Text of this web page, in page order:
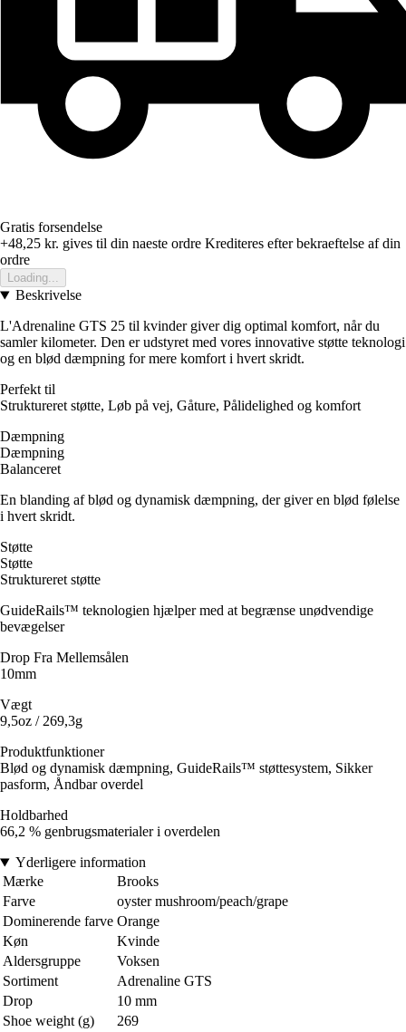
Gratis forsendelse
+48,25 kr. gives til din naeste ordre Krediteres efter bekraeftelse af din
ordre
Loading...
Beskrivelse
L'Adrenaline GTS 25 til kvinder giver dig optimal komfort, når du
samler kilometer. Den er udstyret med vores innovative støtte teknologi
og en blød dæmpning for mere komfort i hvert skridt.
Perfekt til
Struktureret støtte, Løb på vej, Gåture, Pålidelighed og komfort
Dæmpning
Dæmpning
Balanceret
En blanding af blød og dynamisk dæmpning, der giver en blød følelse
i hvert skridt.
Støtte
Støtte
Struktureret støtte
GuideRails™ teknologien hjælper med at begrænse unødvendige
bevægelser
Drop Fra Mellemsålen
10mm
Vægt
9,5oz / 269,3g
Produktfunktioner
Blød og dynamisk dæmpning, GuideRails™ støttesystem, Sikker
pasform, Åndbar overdel
Holdbarhed
66,2 % genbrugsmaterialer i overdelen
Yderligere information
Mærke
Brooks
Farve
oyster mushroom/peach/grape
Dominerende farve Orange
Køn
Kvinde
Aldersgruppe
Voksen
Sortiment
Adrenaline GTS
Drop
10 mm
Shoe weight (g)
269